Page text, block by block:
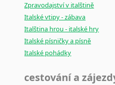
Zpravodajství v italštině
Italské vtipy - zábava
Italština hrou - italské hry
Italské písničky a písně
Italské pohádky
cestování a